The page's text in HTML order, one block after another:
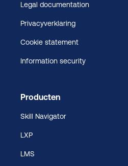
Legal documentation
Privacyverklaring
Cookie statement
Information security
Producten
Skill Navigator
LXP
LMS